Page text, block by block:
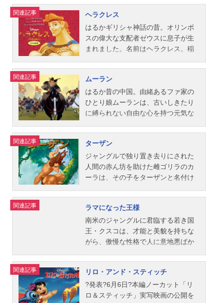
術監督：ビル・パーキンス主題歌
「ホール・ニュー・ワールド」ピー
ボ・ブライソン＆レジーナ・ベル公
開開始年＆季節1993アニメ映画(C)Di
sn...
柳二サラビ：北浜晴子バンザイ：樋
浦勉シェンジ：片岡富枝スタッフ製
作：ドン・ハーン監督：ロジャー・
アラーズ、ロブ・ミンコフ製作総指
揮：トム・シューマッカー、サラ・
ッチ、ジョナサン・ロバーツ、リン
ダ・ウールヴァートン主題歌・挿入
歌：エルトン・ジョン、ティム・ラ
イスオリジナル作曲・編曲：ハン
ス...
想いを寄せるつぎはぎ人形サリーの
心配をよそに、自分流のクリスマス
を計画する。ジャックが夢見たハロ
ウィン風クリスマスとは…？作品名
ナイトメアー・ビフォア・クリスマ
ル1994年10月15日（土）キャストジ
ャック・スケリントン：市村正親サ
リー：土居裕子フィンケルスタイン
博士：三ツ矢雄二町長：大平透ロッ
ク：園岡新太郎ショック：土居裕子
小林アトムサンタクロース：永江智
明スタッフ原案・キャラクター設
定：ティム・バートン監督：ヘンリ
ー・セリック脚本：キャロライン・
トンプソン製作：ティム・バート
は出会った瞬間から互いに思いを寄
せ、生まれ育った環境や言葉の壁を
超えて理解を深めていきます。しか
し富を狙う探検隊と先住民族の対立
は激しくなるばかりで、ふたりは争
でした。アカデミー賞(R)受賞の美し
い音楽と実写に近い自然描写と繊細
な映像、愉快で楽しい動物たちのシ
ーンの数々、ディズニーアニメーシ
ョン史上初めて歴史的な逸話をテー
をご家族一緒に何度でもお楽しみく
ださい。作品名ポカホンタス放送形
態劇場版アニメスケジュール1995年
7月22日（土）キャストポカホンタ
ス：土居裕子ジョン・スミス：古澤
ばあさん：京田尚子ラトクリフ総
督：有川博（台詞）、佐山陽規
（歌）トーマス：松澤重雄パウアタ
ン首長：津嘉山正種（台詞）、福
沢...
酷な判事フロローに育てられた彼は
鐘楼の外へ出ることを許されず、い
つも塔の上から街を眺めては自由を
夢見ていました。そして、年に一度
の“道化の祭り”の日、愉快な石像ガー
抜け出します。生まれて初めての華
やかな世界。カジモドは自由を愛し
強く生きるジプシーの娘エスメラル
ダと出会い、初めて友情を知り、そ
して自らの運命を変えてしまうよう
作品名ノートルダムの鐘放送形態劇
場版アニメシリーズディズニー映画
スケジュール1996年8月24日（土）
キャストカジモド：石丸幹二エスメ
ラルダ：保坂知寿フロロー：日下武
川英司（鈴木壮麻）クロパン：光枝
明彦ヴィクトル：今井清隆ユーゴ
ー：治田敦ラヴァーン：末次美沙緒
スタッフ製作：ドン・ハーン監督：
ゲイリー・トゥルースデイル、カー
フィ脚本：タブ・マーフィ、アイリ
ーン・メッキ、ボブ・ツディカー、
ノニ・ホワイト、ジョナサン・ロバ
ーツ美術監督：デビット・ゲーツ...
関連記事
ヘラクレス
はるかギリシャ神話の昔。オリンポ
スの偉大な支配者ゼウスに息子が生
まれました。名前はヘラクレス。稲
た赤ちゃんに、ゼウスの地位を狙う
死者の国の神ハデスは将来を案じ、
ヘラクレスを誘拐、人間の世界へ追
いやってしまいます。やがて成長し
たヘラクレスは自分が神の子である
たしますが、神となる条件はただ一
つ“本当のヒーロー”になること、と告
げられ修行に出発します。“本当のヒ
ーロー”の意味を求めての勇気と冒険
の旅。次々に襲いかかるハデスの
ーロー”になれるのでしょうか？作品
名ヘラクレス放送形態劇場版アニメ
スケジュール1997年7月26日（土）
キャストヘラクレス：松岡昌宏（TO
KIO）ヘラクレス（少年時代）：秋山
郎ハデス：嶋田久作メガラ（メ
グ）：工藤静香ペイン：チャップ
（フーリューズ）パニック：パグ
（フーリューズ）ゼウス：若山弦蔵
関連記事
ムーラン
はるか昔の中国。由緒あるファ家の
ひとり娘ムーランは、古いしきたり
に縛られない自由な心を持つ元気な
行かねばならないと知ったムーラン
は、ひそかに一大決心をします。そ
れは、父の代わりに軍に加わるた
め、長い髪を切り、少年に姿を変
え、愛馬カーンと共に家を飛び出す
するけれど、勇気と機転では誰にも
負けません。彼女の役に立とうと奮
闘するファ家のへんてこな守護竜ム
ーシューや幸運のこおろぎクリキー
と共に、雪山や王宮でムーランの大
放送形態劇場版アニメスケジュール1
998年9月26日（土）キャストムーラ
ン：すずきまゆみ（声）、伊東恵里
（伊東えり）（歌）ムーシュー：山
関連記事
ターザン
ジャングルで独り置き去りにされた
人間の赤ん坊を助けた雌ゴリラのカ
ーラは、その子をターザンと名付け
間から拒否され傷つく幼いターザン
を、カーラがやさしく励まします。
お調子者のゴリラのタークや心配性
の象のタントーとも仲良くなり、た
くましく成長してゆくターザン。あ
い女性ジェーンに出会ったターザン
は、初めて自分そっくりの生き物の
存在を知り驚きます。自分を育てて
くれた“家族との絆”と“未知なる人間
関連記事
ラマになった王様
南米のジャングルに君臨する若き国
王・クスコは、才能と美貌を持ちな
がら、傲慢な性格で人に意地悪ばか
みを買ったクスコは、魔法の薬でラ
マの姿に変えられてしまう。城から
も追い出された彼はジャングルで迷
子になり…。作品名ラマになった王
関連記事
リロ・アンド・スティッチ
?発表?6月6日?本編ノーカット「リ
ロ＆スティッチ」実写映画の公開を